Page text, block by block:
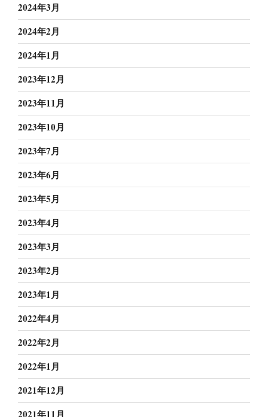
2024年3月
2024年2月
2024年1月
2023年12月
2023年11月
2023年10月
2023年7月
2023年6月
2023年5月
2023年4月
2023年3月
2023年2月
2023年1月
2022年4月
2022年2月
2022年1月
2021年12月
2021年11月